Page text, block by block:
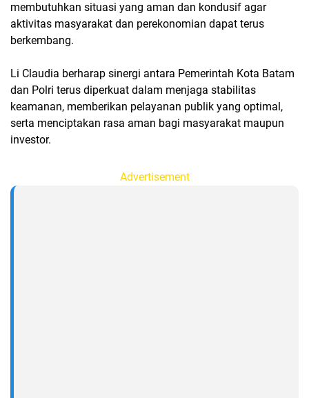
membutuhkan situasi yang aman dan kondusif agar
aktivitas masyarakat dan perekonomian dapat terus
berkembang.
Li Claudia berharap sinergi antara Pemerintah Kota Batam
dan Polri terus diperkuat dalam menjaga stabilitas
keamanan, memberikan pelayanan publik yang optimal,
serta menciptakan rasa aman bagi masyarakat maupun
investor.
Advertisement